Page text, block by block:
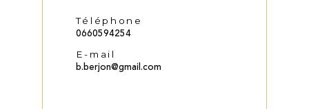
Téléphone
0660594254
E-mail
b.berjon@gmail.com